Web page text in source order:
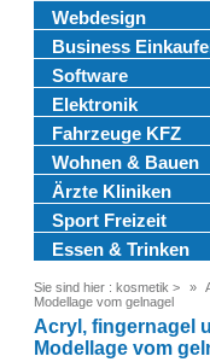
Webdesign
Business
Software
Elektronik
Fahrzeuge KFZ
Wohnen & Bauen
Ärzte Kliniken
Sport Freizeit
Essen & Trinken
Sie sind hier : kosmetik >
Modellage vom gelnagel
Acryl, fingernagel
Modellage vom